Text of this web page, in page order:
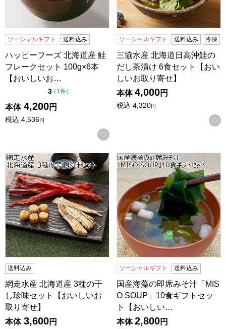
ソーシャルギフト 送料込み
ハッピーフーズ 北海道産 鮭
フレークセット 100g×6本
【おいしいお…
3点（5点満点中）
（ 1件の評価
）
本体 4,200円
税込 4,536円
お気に入りに登録する
ソーシャルギフト 送料込み 冷凍
三協水産 北海道日高沖鮭の
だし茶漬け 6食セット【おい
しいお取り寄せ】
本体 4,000円
税込 4,320円
網走水産 北海道産 3種の干し珍味セット【おいしいお取り寄
送料込み
網走水産 北海道産 3種の干
し珍味セット【おいしいお
取り寄せ】
本体 3,600円
国産海藻の即席みそ汁「
ソーシャルギフト 送料込み
国産海藻の即席みそ汁「MIS
O SOUP」10食ギフトセッ
ト【おいしい…
本体 2,800円